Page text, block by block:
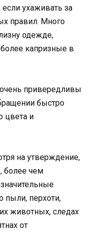
ухаживать за
правил. Много
одежде,
капризные в
привередливы
быстро
цвета и
на утверждение,
более чем
пыли, перхоти,
животных, следах
от